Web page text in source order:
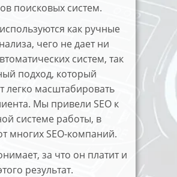
поисковых систем.
как ручные
чего не дает ни
систем, так
подход, который
легко масштабировать
Мы привели SEO к
системе работы, в
многих SEO-компаний.
за что он платит и
результат.